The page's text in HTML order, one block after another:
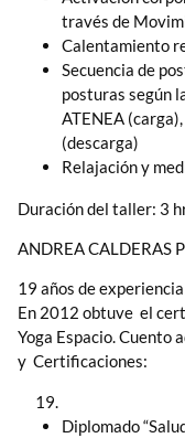
través de
Calentamiento
Secuencia de
posturas según
ATENEA
(descarga)
Relajación y
Duración del taller: 3
ANDREA CALDERAS
19 años de
En 2012 obtuve el
Yoga Espacio. Cuento
y Certificaciones:
Diplomado